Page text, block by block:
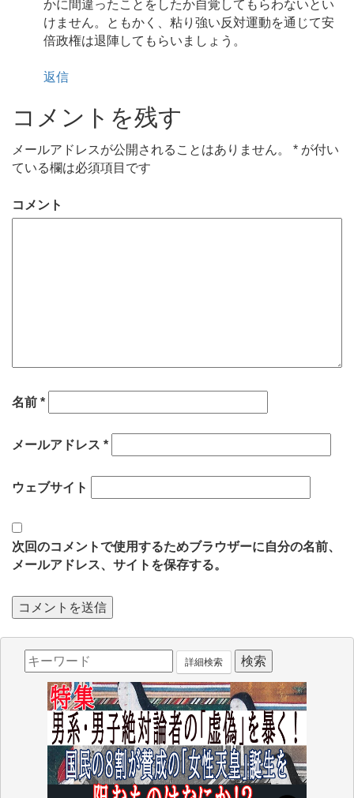
かに間違ったことをしたか自覚してもらわないとい
けません。ともかく、粘り強い反対運動を通じて安
倍政権は退陣してもらいましょう。
返信
コメントを残す
メールアドレスが公開されることはありません。 * が付い
ている欄は必須項目です
コメント
名前 *
メールアドレス *
ウェブサイト
次回のコメントで使用するためブラウザーに自分の名前、
メールアドレス、サイトを保存する。
詳細検索